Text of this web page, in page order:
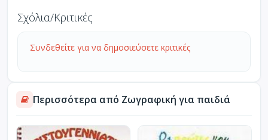
Σχόλια/Κριτικές
Συνδεθείτε για να δημοσιεύσετε κριτικές
Περισσότερα από Ζωγραφική για παιδιά